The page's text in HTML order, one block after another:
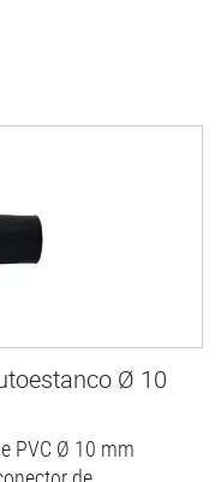
Ø 10
PVC Ø 10 mm